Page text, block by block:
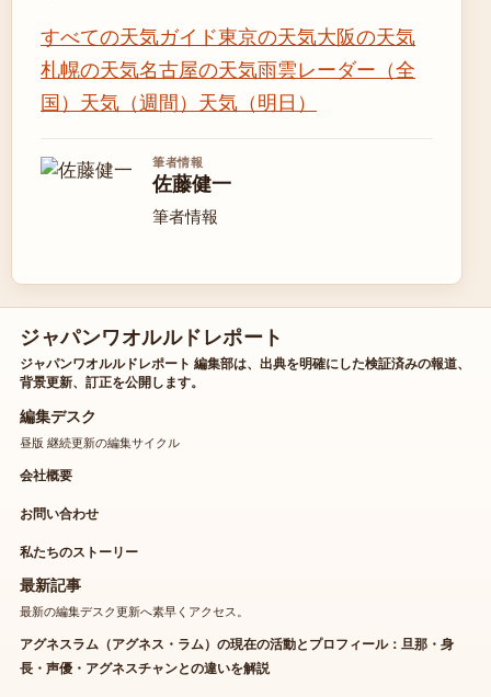
すべての天気ガイド東京の天気大阪の天気
札幌の天気名古屋の天気雨雲レーダー（全
国） 天気（週間） 天気（明日）
筆者情報
佐藤健一
筆者情報
ジャパンワオルルドレポート
ジャパンワオルルドレポート 編集部は、出典を明確にした検証済みの報道、
背景更新、訂正を公開します。
編集デスク
昼版 継続更新の編集サイクル
会社概要
お問い合わせ
私たちのストーリー
最新記事
最新の編集デスク更新へ素早くアクセス。
アグネスラム（アグネス・ラム）の現在の活動とプロフィール：旦那・身
長・声優・アグネスチャンとの違いを解説